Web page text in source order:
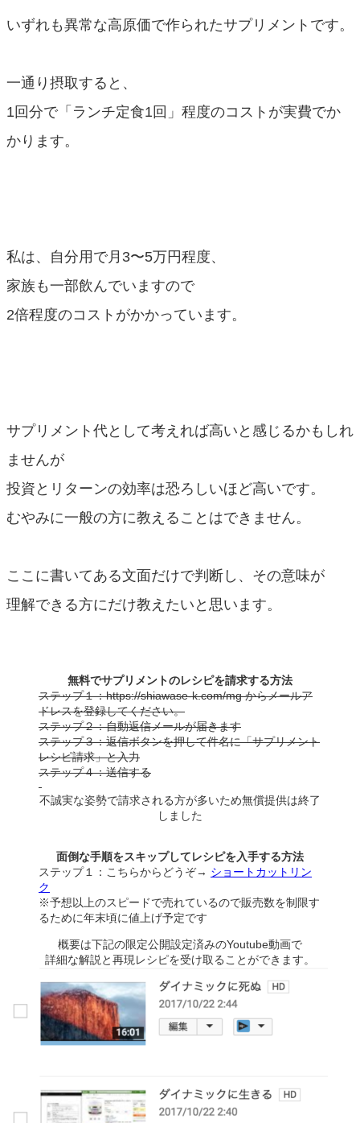
いずれも異常な高原価で作られたサプリメントです。
一通り摂取すると、
1回分で「ランチ定食1回」程度のコストが実費でか
かります。
私は、自分用で月3〜5万円程度、
家族も一部飲んでいますので
2倍程度のコストがかかっています。
サプリメント代として考えれば高いと感じるかもしれ
ませんが
投資とリターンの効率は恐ろしいほど高いです。
むやみに一般の方に教えることはできません。
ここに書いてある文面だけで判断し、その意味が
理解できる方にだけ教えたいと思います。
無料でサプリメントのレシピを請求する方法
ステップ１：https://shiawase-k.com/mg からメールア
ドレスを登録してください。
ステップ２：自動返信メールが届きます
ステップ３：返信ボタンを押して件名に「サプリメント
レシピ請求」と入力
ステップ４：送信する
不誠実な姿勢で請求される方が多いため無償提供は終了
しました
面倒な手順をスキップしてレシピを入手する方法
ステップ１：こちらからどうぞ→ ショートカットリン
ク
※予想以上のスピードで売れているので販売数を制限す
るために年末頃に値上げ予定です
概要は下記の限定公開設定済みのYoutube動画で
詳細な解説と再現レシピを受け取ることができます。